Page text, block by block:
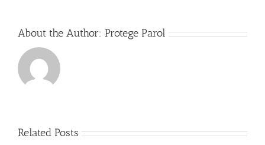
About the Author: Protege Parol
Related Posts